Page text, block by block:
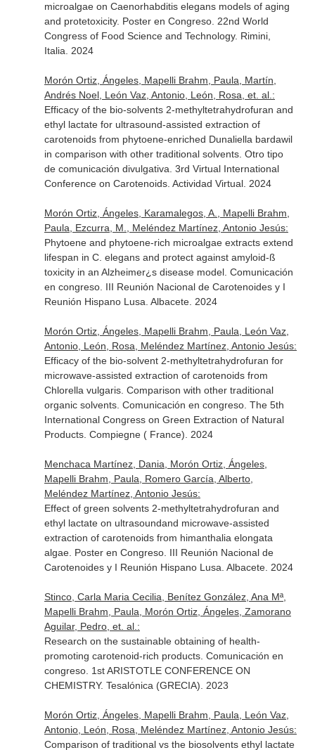
microalgae on Caenorhabditis elegans models of aging
and protetoxicity. Poster en Congreso. 22nd World
Congress of Food Science and Technology. Rimini,
Italia. 2024
Morón Ortiz, Ángeles, Mapelli Brahm, Paula, Martín,
Andrés Noel, León Vaz, Antonio, León, Rosa, et. al.:
Efficacy of the bio-solvents 2-methyltetrahydrofuran and
ethyl lactate for ultrasound-assisted extraction of
carotenoids from phytoene-enriched Dunaliella bardawil
in comparison with other traditional solvents. Otro tipo
de comunicación divulgativa. 3rd Virtual International
Conference on Carotenoids. Actividad Virtual. 2024
Morón Ortiz, Ángeles, Karamalegos, A., Mapelli Brahm,
Paula, Ezcurra, M., Meléndez Martínez, Antonio Jesús:
Phytoene and phytoene-rich microalgae extracts extend
lifespan in C. elegans and protect against amyloid-ß
toxicity in an Alzheimer¿s disease model. Comunicación
en congreso. III Reunión Nacional de Carotenoides y I
Reunión Hispano Lusa. Albacete. 2024
Morón Ortiz, Ángeles, Mapelli Brahm, Paula, León Vaz,
Antonio, León, Rosa, Meléndez Martínez, Antonio Jesús:
Efficacy of the bio-solvent 2-methyltetrahydrofuran for
microwave-assisted extraction of carotenoids from
Chlorella vulgaris. Comparison with other traditional
organic solvents. Comunicación en congreso. The 5th
International Congress on Green Extraction of Natural
Products. Compiegne ( France). 2024
Menchaca Martínez, Dania, Morón Ortiz, Ángeles,
Mapelli Brahm, Paula, Romero García, Alberto,
Meléndez Martínez, Antonio Jesús:
Effect of green solvents 2-methyltetrahydrofuran and
ethyl lactate on ultrasoundand microwave-assisted
extraction of carotenoids from himanthalia elongata
algae. Poster en Congreso. III Reunión Nacional de
Carotenoides y I Reunión Hispano Lusa. Albacete. 2024
Stinco, Carla Maria Cecilia, Benítez González, Ana Mª,
Mapelli Brahm, Paula, Morón Ortiz, Ángeles, Zamorano
Aguilar, Pedro, et. al.:
Research on the sustainable obtaining of health-
promoting carotenoid-rich products. Comunicación en
congreso. 1st ARISTOTLE CONFERENCE ON
CHEMISTRY. Tesalónica (GRECIA). 2023
Morón Ortiz, Ángeles, Mapelli Brahm, Paula, León Vaz,
Antonio, León, Rosa, Meléndez Martínez, Antonio Jesús:
Comparison of traditional vs the biosolvents ethyl lactate